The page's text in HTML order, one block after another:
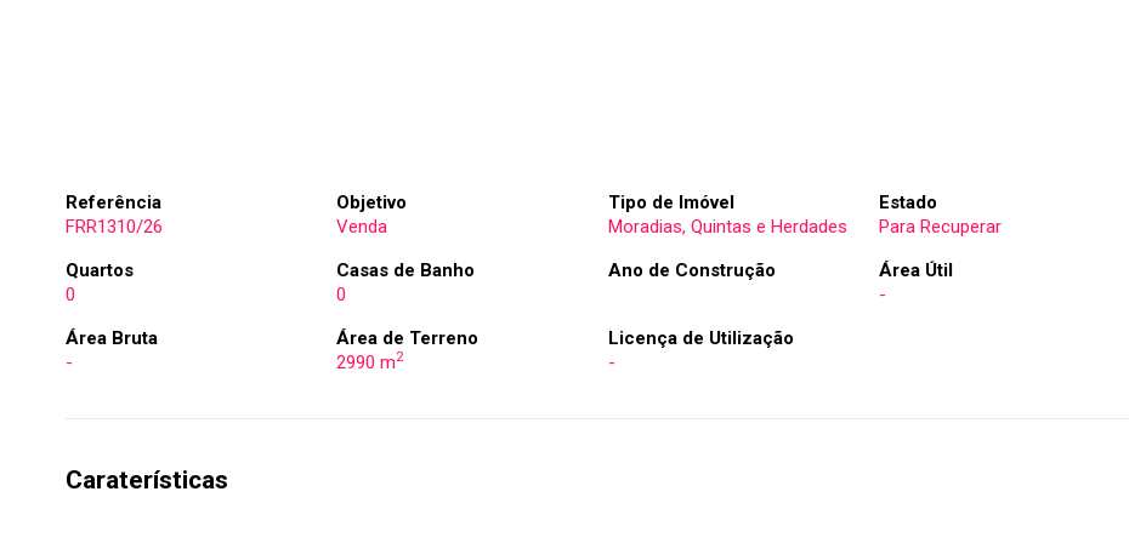
Referência
FRR1310/26
Objetivo
Venda
Tipo de Imóvel
Moradias, Quintas e Herdades
Estado
Para Recuperar
Quartos
0
Casas de Banho
0
Ano de Construção
Área Útil
-
Área Bruta
-
Área de Terreno
2990 m2
Licença de Utilização
-
Caraterísticas